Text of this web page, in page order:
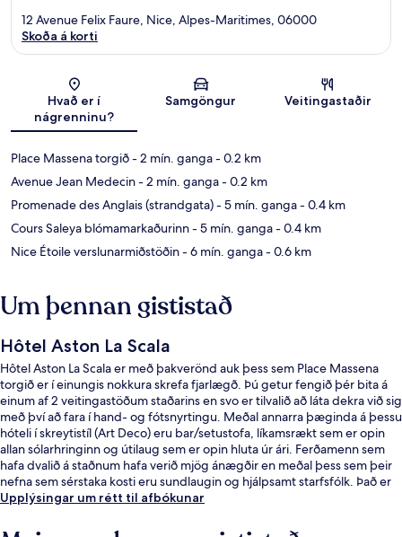
Kort
12 Avenue Felix Faure, Nice, Alpes-Maritimes, 06000
Skoða á korti
Hvað er í
nágrenninu?
Samgöngur Veitingastaðir
Place Massena torgið- 2 mín. ganga- 0.2 km
Avenue Jean Medecin- 2 mín. ganga- 0.2 km
Promenade des Anglais (strandgata)- 5 mín. ganga- 0.4 km
Cours Saleya blómamarkaðurinn- 5 mín. ganga- 0.4 km
Nice Étoile verslunarmiðstöðin- 6 mín. ganga- 0.6 km
Um þennan gististað
Hôtel Aston La Scala
Hôtel Aston La Scala er með þakverönd auk þess sem Place Massena
torgið er í einungis nokkura skrefa fjarlægð. Þú getur fengið þér bita á
einum af 2 veitingastöðum staðarins en svo er tilvalið að láta dekra við sig
með því að fara í hand- og fótsnyrtingu. Meðal annarra þæginda á þessu
hóteli í skreytistíl (Art Deco) eru bar/setustofa, líkamsrækt sem er opin
allan sólarhringinn og útilaug sem er opin hluta úr ári. Ferðamenn sem
hafa dvalið á staðnum hafa verið mjög ánægðir en meðal þess sem þeir
nefna sem sérstaka kosti eru sundlaugin og hjálpsamt starfsfólk. Það er
ekki langt að fara til að komast í almenningssamgöngur: Opéra - Vieille
lestarstöðin er í 5 mínútna göngufjarlægð.
Upplýsingar um rétt til afbókunar